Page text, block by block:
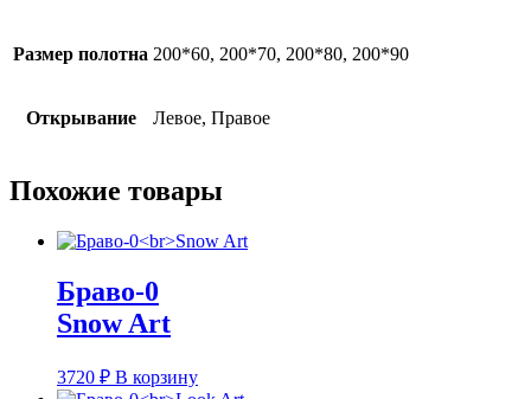
Размер полотна 200*60, 200*70, 200*80, 200*90
Открывание Левое, Правое
Похожие товары
Браво-0
Snow Art
3720 ₽ В корзину